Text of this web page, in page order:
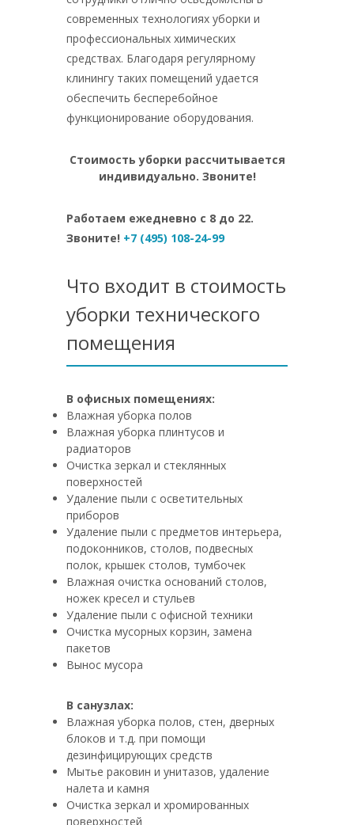
современных технологиях уборки и
профессиональных химических
средствах. Благодаря регулярному
клинингу таких помещений удается
обеспечить бесперебойное
функционирование оборудования.
Стоимость уборки рассчитывается
индивидуально. Звоните!
Работаем ежедневно с 8 до 22.
Звоните! +7 (495) 108-24-99
Что входит в стоимость
уборки технического
помещения
В офисных помещениях:
Влажная уборка полов
Влажная уборка плинтусов и
радиаторов
Очистка зеркал и стеклянных
поверхностей
Удаление пыли с осветительных
приборов
Удаление пыли с предметов интерьера,
подоконников, столов, подвесных
полок, крышек столов, тумбочек
Влажная очистка оснований столов,
ножек кресел и стульев
Удаление пыли с офисной техники
Очистка мусорных корзин, замена
пакетов
Вынос мусора
В санузлах:
Влажная уборка полов, стен, дверных
блоков и т.д. при помощи
дезинфицирующих средств
Мытье раковин и унитазов, удаление
налета и камня
Очистка зеркал и хромированных
поверхностей